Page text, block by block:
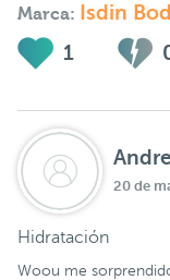
Marca:
Isdin
1
20 de
Hidratación
Woou me